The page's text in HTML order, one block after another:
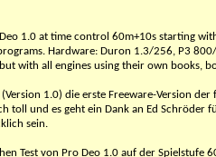
1.0 at time control 60m+10s starting
Hardware: Duron 1.3/256, P3
with all engines using their own books,
(Version 1.0) die erste Freeware-Version der
toll und es geht ein Dank an Ed Schröder
sein.
Test von Pro Deo 1.0 auf der Spielstufe